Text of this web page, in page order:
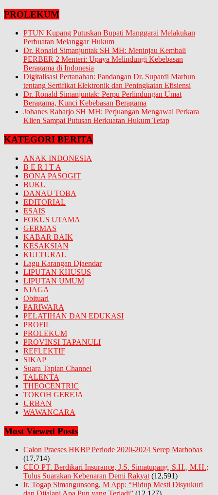
PROLEKUM
PTUN Kupang Putuskan Bupati Manggarai Melakukan
Perbuatan Melanggar Hukum
Dr. Ronald Simanjuntak SH MH: Meninjau Kembali
PERBER 2 Menteri: Upaya Melindungi Kebebasan
Beragama di Indonesia
Digitalisasi Pertanahan: Pandangan Dr. Supardi Marbun
tentang Sertifikat Elektronik dan Peningkatan Efisiensi
Dr. Ronald Simanjuntak: Perpu Perlindungan Umat
Beragama, Kunci Kebebasan Beragama
Johanes Raharjo SH MH: Perjuangan Mengawal Perkara
Klien Sampai Putusan Berkuatan Hukum Tetap
KATEGORI BERITA
ANAK INDONESIA
B E R I T A
BONA PASOGIT
BUKU
DANAU TOBA
EDITORIAL
ESAIS
FOKUS UTAMA
GERMAS
KABAR BAIK
KESAKSIAN
KULTURAL
Lagu Karangan Djaendar
LIPUTAN KHUSUS
LIPUTAN UMUM
NIAGA
Obituari
PARIWARA
PELATIHAN DAN EDUKASI
PROFIL
PROLEKUM
PROVINSI TAPANULI
REFLEKTIF
SIKAP
Suara Tapian Channel
TALENTA
THEOCENTRIC
TOKOH GEREJA
URBAN
WAWANCARA
Most Viewed Posts
Calon Praeses HKBP Periode 2020-2024 Serep Marhobas
(17,714)
CEO PT. Berdikari Insurance, J.S. Simatupang, S.H., M.H.;
Tulus Suarakan Kebenaran Demi Rakyat (12,591)
Ir. Togap Simangunsong, M App: “Hidup Mesti Disyukuri